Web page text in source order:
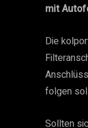
mit
Die
folgen
Sollten